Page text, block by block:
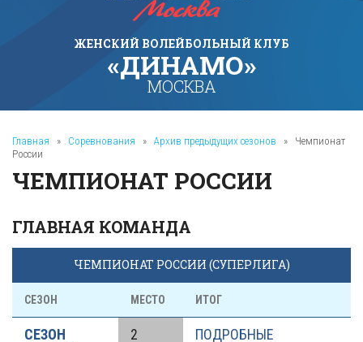
ЖЕНСКИЙ ВОЛЕЙБОЛЬНЫЙ КЛУБ
«ДИНАМО»
МОСКВА
Главная » Соревнования » Архив предыдущих сезонов »
Чемпионат
России
ЧЕМПИОНАТ РОССИИ
ГЛАВНАЯ КОМАНДА
ЧЕМПИОНАТ РОССИИ (СУПЕРЛИГА)
СЕЗОН МЕСТО ИТОГ
СЕЗОН
2
ПОДРОБНЫЕ